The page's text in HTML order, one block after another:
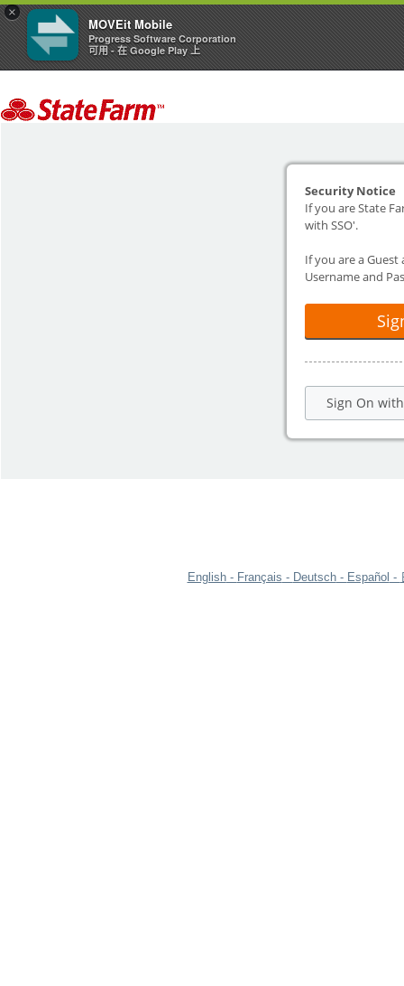
×
MOVEit Mobile
Progress Software Corporation
可用 - 在 Google Play 上
Security Notice
If you are State
with SSO'.
If you are a Guest
Username and
Sign On
English Français Deutsch Español